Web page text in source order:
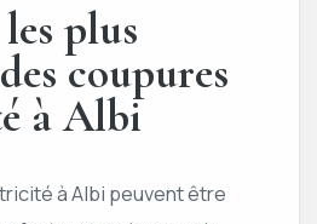
plus
coupures
à Albi
à Albi peuvent être